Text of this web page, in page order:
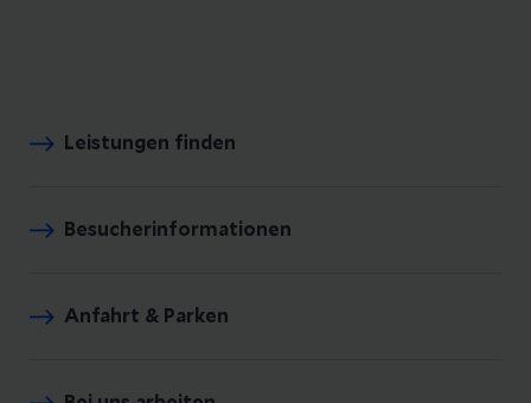
Leistungen finden
Besucherinformationen
Anfahrt & Parken